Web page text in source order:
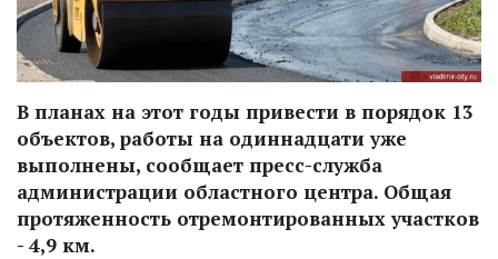
В планах на этот годы привести в порядок 13
объектов, работы на одиннадцати уже
выполнены, сообщает пресс-служба
администрации областного центра. Общая
протяженность отремонтированных участков
- 4,9 км.